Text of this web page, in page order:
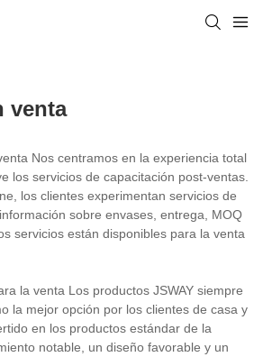
venta
Nos centramos en la experiencia total
los servicios de capacitación post-ventas.
los clientes experimentan servicios de
sobre envases, entrega, MOQ
servicios están disponibles para la venta
la venta Los productos JSWAY siempre
la mejor opción por los clientes de casa y
en los productos estándar de la
notable, un diseño favorable y un